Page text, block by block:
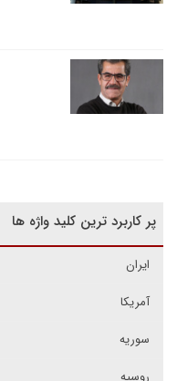
پر کاربرد ترین کلید واژه ها
ایران
آمریکا
سوریه
روسیه